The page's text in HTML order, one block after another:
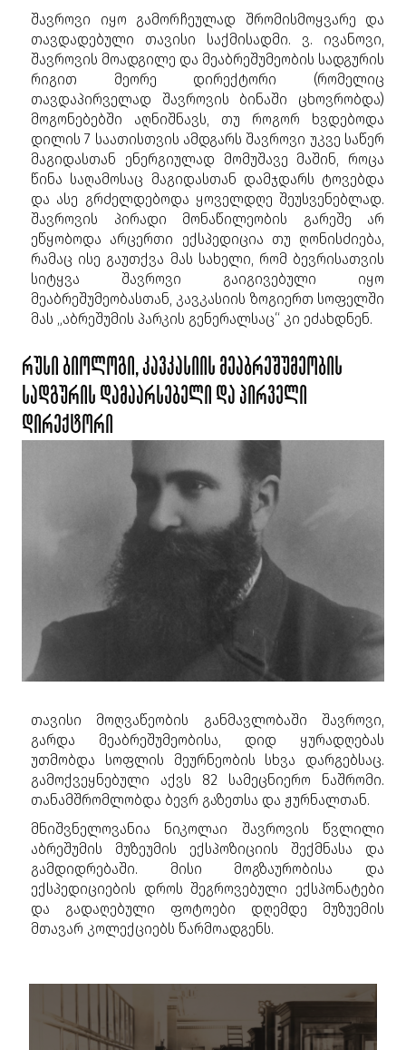
შავროვი იყო გამორჩეულად შრომისმოყვარე და
თავდადებული თავისი საქმისადმი. ვ. ივანოვი,
შავროვის მოადგილე და მეაბრეშუმეობის სადგურის
რიგით მეორე დირექტორი (რომელიც
თავდაპირველად შავროვის ბინაში ცხოვრობდა)
მოგონებებში აღნიშნავს, თუ როგორ ხვდებოდა
დილის 7 საათისთვის ამდგარს შავროვი უკვე საწერ
მაგიდასთან ენერგიულად მომუშავე მაშინ, როცა
წინა საღამოსაც მაგიდასთან დამჯდარს ტოვებდა
და ასე გრძელდებოდა ყოველდღე შეუსვენებლად.
შავროვის პირადი მონაწილეობის გარეშე არ
ეწყობოდა არცერთი ექსპედიცია თუ ღონისძიება,
რამაც ისე გაუთქვა მას სახელი, რომ ბევრისათვის
სიტყვა შავროვი გაიგივებული იყო
მეაბრეშუმეობასთან, კავკასიის ზოგიერთ სოფელში
მას „აბრეშუმის პარკის გენერალსაც“ კი ეძახდნენ.
რუსი ბიოლოგი, კავკასიის მეაბრეშუმეობის
სადგურის დამაარსებელი და პირველი
დირექტორი
თავისი მოღვაწეობის განმავლობაში შავროვი,
გარდა მეაბრეშუმეობისა, დიდ ყურადღებას
უთმობდა სოფლის მეურნეობის სხვა დარგებსაც.
გამოქვეყნებული აქვს 82 სამეცნიერო ნაშრომი.
თანამშრომლობდა ბევრ გაზეთსა და ჟურნალთან.
მნიშვნელოვანია ნიკოლაი შავროვის წვლილი
აბრეშუმის მუზეუმის ექსპოზიციის შექმნასა და
გამდიდრებაში. მისი მოგზაურობისა და
ექსპედიციების დროს შეგროვებული ექსპონატები
და გადაღებული ფოტოები დღემდე მუზუემის
მთავარ კოლექციებს წარმოადგენს.